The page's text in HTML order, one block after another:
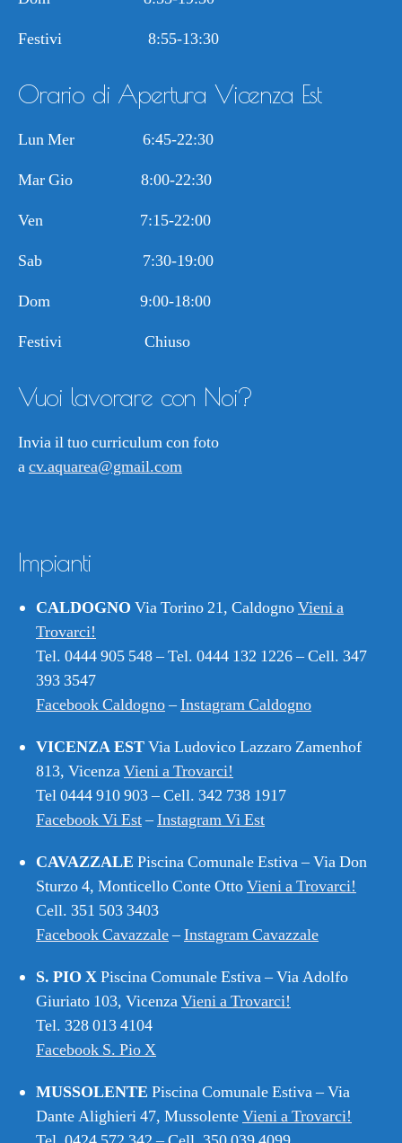
Festivi 8:55-13:30
Orario di Apertura Vicenza Est
Lun Mer 6:45-22:30
Mar Gio 8:00-22:30
Ven 7:15-22:00
Sab 7:30-19:00
Dom 9:00-18:00
Festivi Chiuso
Vuoi lavorare con Noi?
Invia il tuo curriculum con foto
acv.aquarea@gmail.com
Impianti
CALDOGNO Via Torino 21, CaldognoVieni a
Trovarci!
Tel. 0444 905 548 – Tel. 0444 132 1226 – Cell. 347
393 3547
Facebook Caldogno–Instagram Caldogno
VICENZA ESTVia Ludovico Lazzaro Zamenhof
813, VicenzaVieni a Trovarci!
Tel 0444 910 903 – Cell. 342 738 1917
Facebook Vi Est–Instagram Vi Est
CAVAZZALE Piscina Comunale Estiva – Via Don
Sturzo 4, Monticello Conte OttoVieni a Trovarci!
Cell. 351 503 3403
Facebook Cavazzale–Instagram Cavazzale
S. PIO XPiscina Comunale Estiva – Via Adolfo
Giuriato 103, VicenzaVieni a Trovarci!
Tel. 328 013 4104
Facebook S. Pio X
MUSSOLENTE Piscina Comunale Estiva – Via
Dante Alighieri 47, MussolenteVieni a Trovarci!